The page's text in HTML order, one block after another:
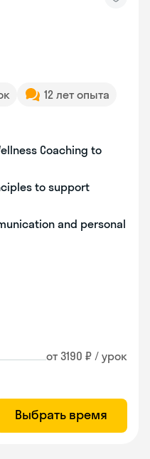
12 лет опыта
Coaching to
to support
and personal
от 3190 ₽ / урок
Выбрать время